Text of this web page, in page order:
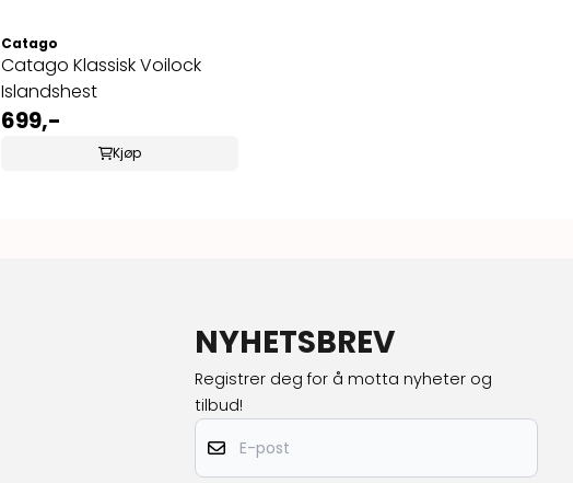
Catago
Catago Klassisk Voilock
Islandshest
699,-
Kjøp
NYHETSBREV
Registrer deg for å motta nyheter og
tilbud!
E-post